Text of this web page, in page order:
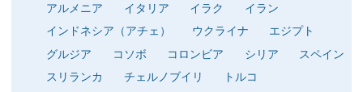
アルメニア
イタリア イラク
イラン
インドネシア（アチェ）
ウクライナ
エジプト
グルジア
コソボ コロンビア シリア
スペイン
スリランカ
チェルノブイリ
トルコ